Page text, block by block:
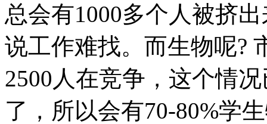
总会有1000多个人被挤
说工作难找。而生物呢?
2500人在竞争，这个情
了，所以会有70-80%学